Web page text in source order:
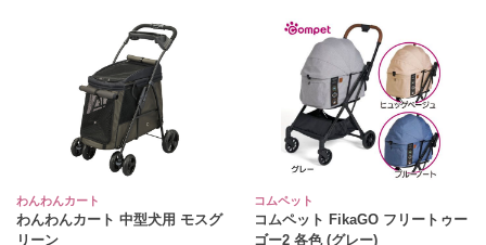
わんわんカート
わんわんカート 中型犬用 モスグ
リーン
コムペット
コムペット FikaGO フリートゥー
ゴー2 各色 (グレー)